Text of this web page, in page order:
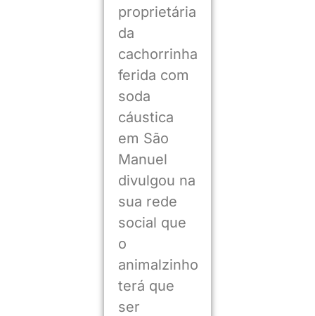
proprietária
da
cachorrinha
ferida com
soda
cáustica
em São
Manuel
divulgou na
sua rede
social que
o
animalzinho
terá que
ser